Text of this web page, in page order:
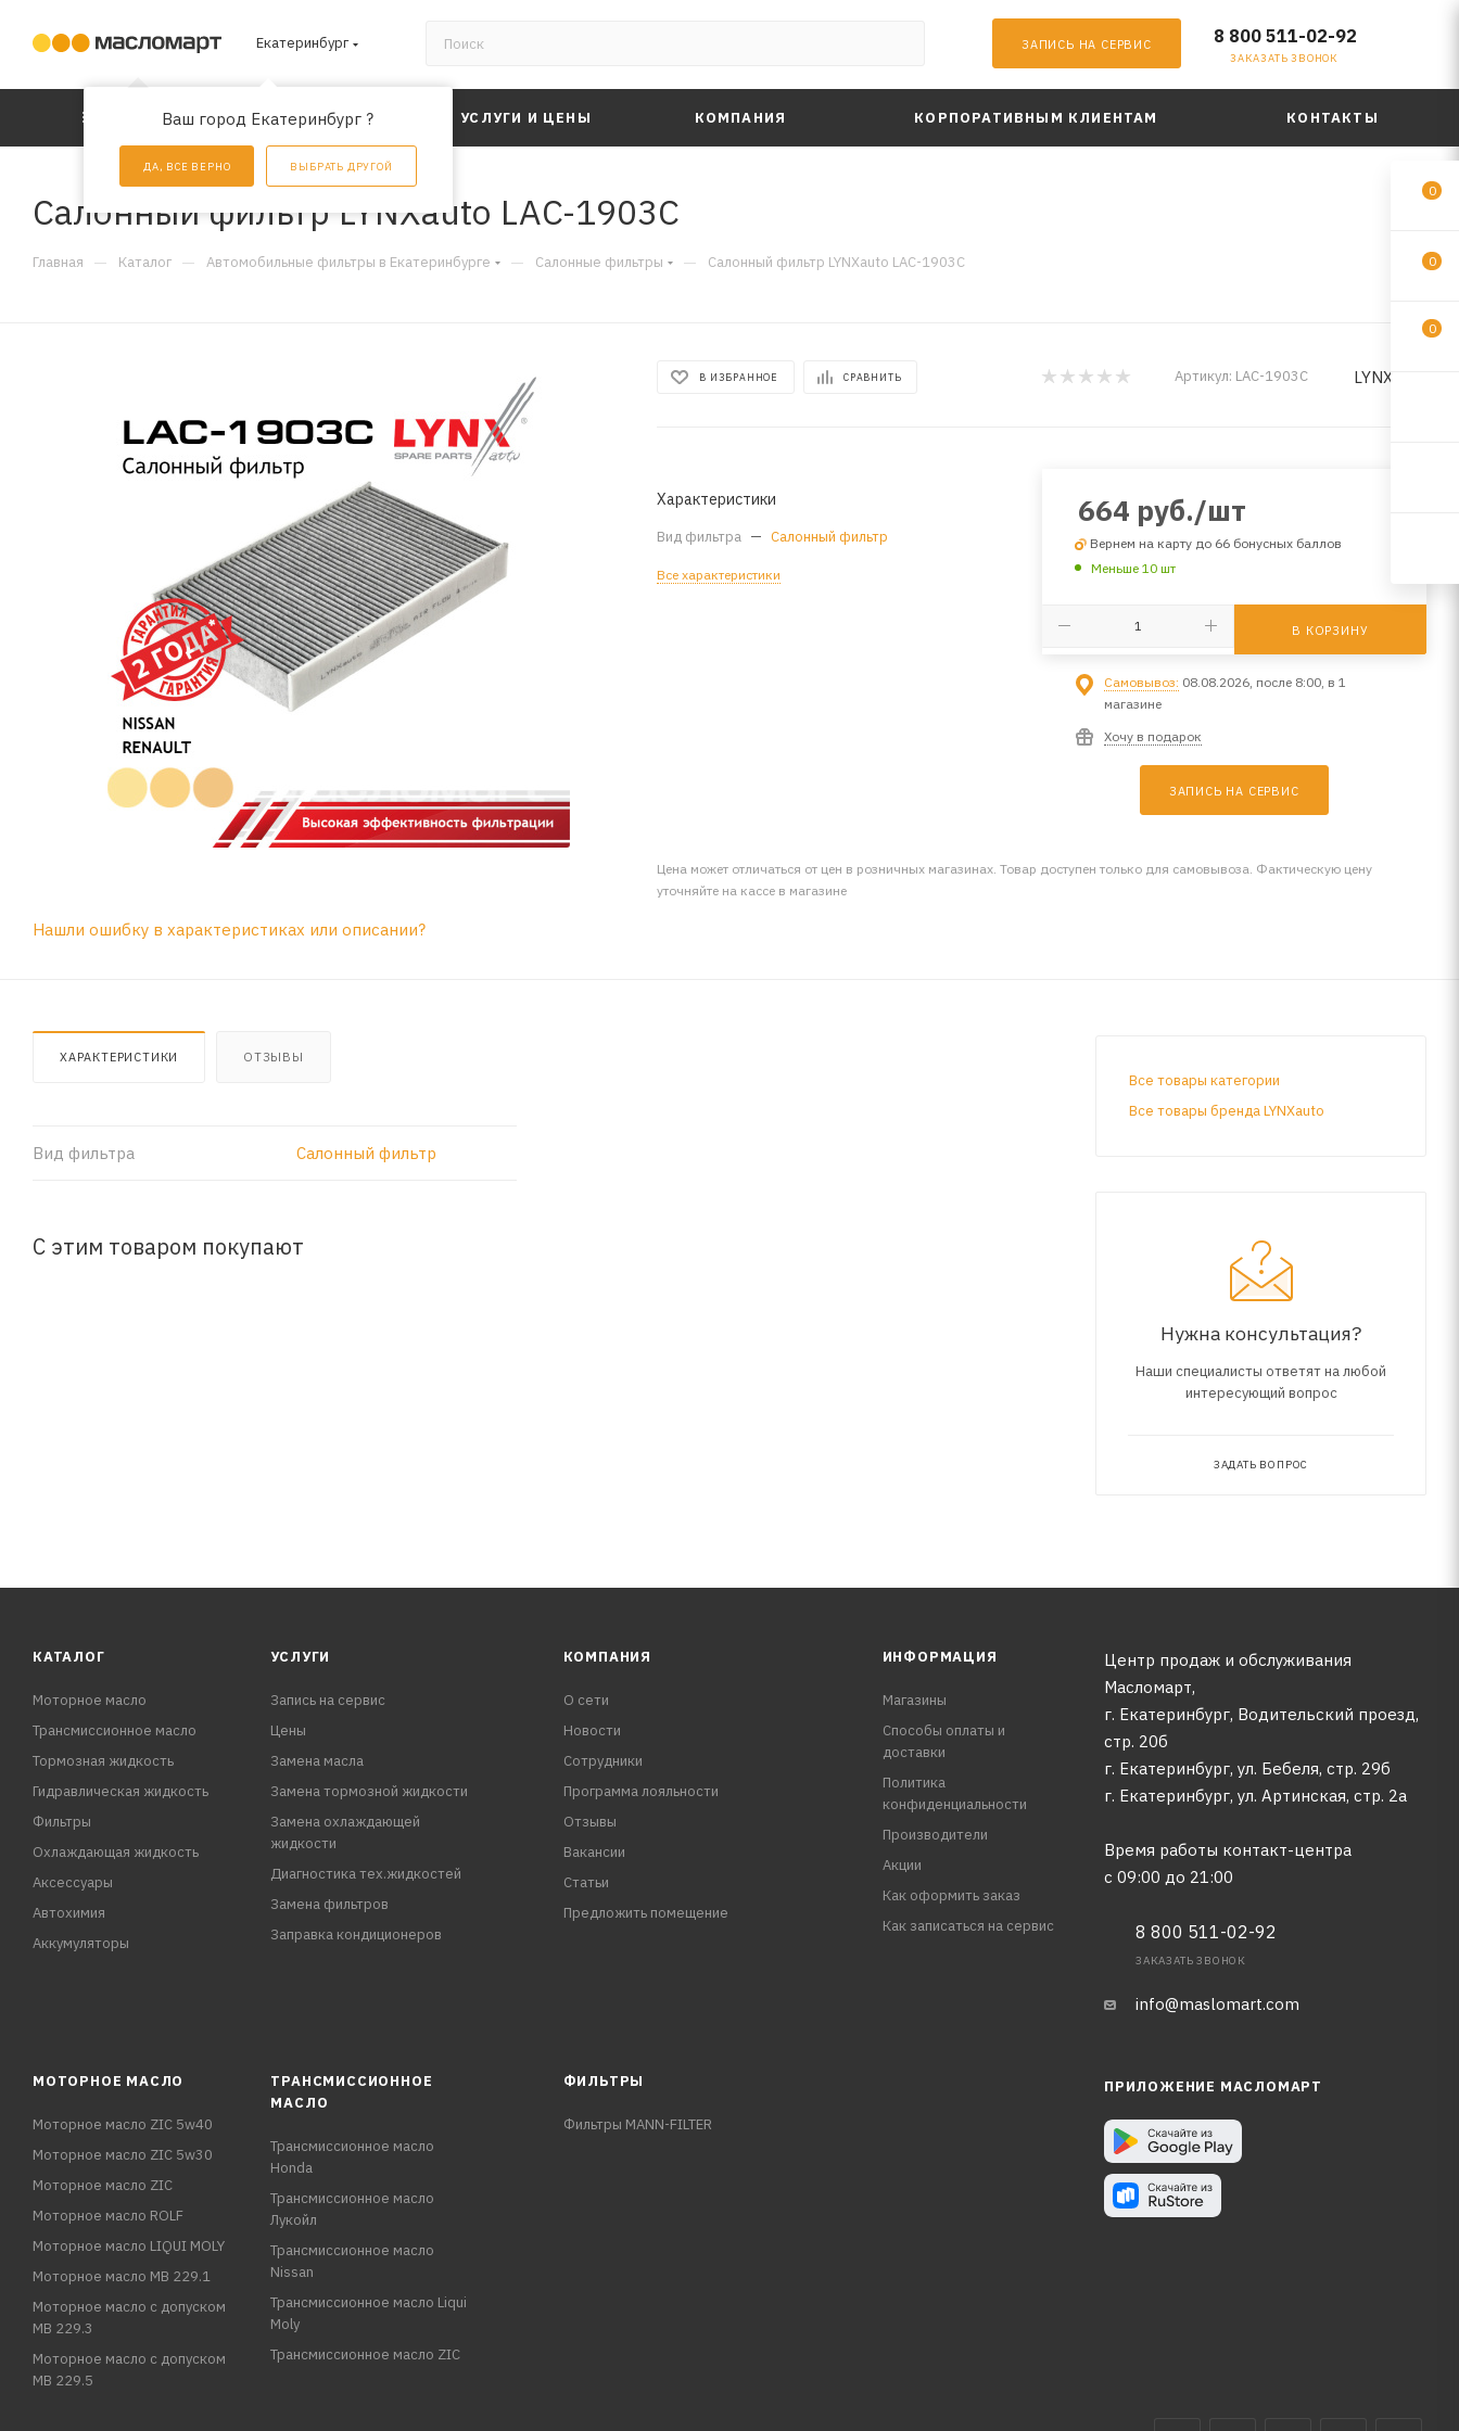
Екатеринбург
Ваш город Екатеринбург ?
ДА, ВСЕ ВЕРНО ВЫБРАТЬ ДРУГОЙ
ЗАПИСЬ НА СЕРВИС 8 800 511-02-92
ЗАКАЗАТЬ ЗВОНОК
КАТАЛОГ АКЦИИ УСЛУГИ И ЦЕНЫ КОМПАНИЯ КОРПОРАТИВНЫМ КЛИЕНТАМ КОНТАКТЫ
Салонный фильтр LYNXauto LAC-1903C
Главная — Каталог — Автомобильные фильтры в Екатеринбурге — Салонные фильтры — Салонный фильтр LYNXauto LAC-1903C
В ИЗБРАННОЕ СРАВНИТЬ Артикул: LAC-1903C LYNXauto
Характеристики
Вид фильтра — Салонный фильтр
Все характеристики
664 руб./шт
Вернем на карту до 66 бонусных баллов
Меньше 10 шт
В КОРЗИНУ
Самовывоз: 08.08.2026, после 8:00, в 1
магазине
Хочу в подарок
ЗАПИСЬ НА СЕРВИС
Цена может отличаться от цен в розничных магазинах. Товар доступен только для самовывоза. Фактическую цену
уточняйте на кассе в магазине
Нашли ошибку в характеристиках или описании?
ХАРАКТЕРИСТИКИ ОТЗЫВЫ
Вид фильтра Салонный фильтр
С этим товаром покупают
Все товары категории
Все товары бренда LYNXauto
Нужна консультация?
Наши специалисты ответят на любой
интересующий вопрос
ЗАДАТЬ ВОПРОС
КАТАЛОГ
Моторное масло
Трансмиссионное масло
Тормозная жидкость
Гидравлическая жидкость
Фильтры
Охлаждающая жидкость
Аксессуары
Автохимия
Аккумуляторы
УСЛУГИ
Запись на сервис
Цены
Замена масла
Замена тормозной жидкости
Замена охлаждающей
жидкости
Диагностика тех.жидкостей
Замена фильтров
Заправка кондиционеров
КОМПАНИЯ
О сети
Новости
Сотрудники
Программа лояльности
Отзывы
Вакансии
Статьи
Предложить помещение
ИНФОРМАЦИЯ
Магазины
Способы оплаты и
доставки
Политика
конфиденциальности
Производители
Акции
Как оформить заказ
Как записаться на сервис
Центр продаж и обслуживания
Масломарт,
г. Екатеринбург, Водительский проезд,
стр. 20б
г. Екатеринбург, ул. Бебеля, стр. 29б
г. Екатеринбург, ул. Артинская, стр. 2а
Время работы контакт-центра
с 09:00 до 21:00
8 800 511-02-92
ЗАКАЗАТЬ ЗВОНОК
info@maslomart.com
МОТОРНОЕ МАСЛО
Моторное масло ZIC 5w40
Моторное масло ZIC 5w30
Моторное масло ZIC
Моторное масло ROLF
Моторное масло LIQUI MOLY
Моторное масло MB 229.1
Моторное масло с допуском
MB 229.3
Моторное масло с допуском
MB 229.5
ТРАНСМИССИОННОЕ
МАСЛО
Трансмиссионное масло
Honda
Трансмиссионное масло
Лукойл
Трансмиссионное масло
Nissan
Трансмиссионное масло Liqui
Moly
Трансмиссионное масло ZIC
ФИЛЬТРЫ
Фильтры MANN-FILTER
ПРИЛОЖЕНИЕ МАСЛОМАРТ
0
0
0